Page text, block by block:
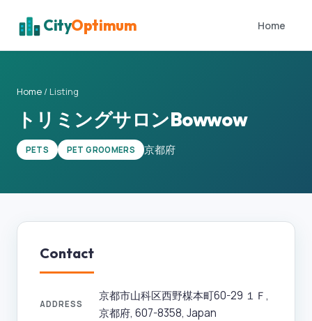
CityOptimum Home
Home / Listing
トリミングサロンBowwow
PETS PET GROOMERS 京都府
Contact
ADDRESS
京都市山科区西野楳本町60-29 １Ｆ,
京都府, 607-8358, Japan